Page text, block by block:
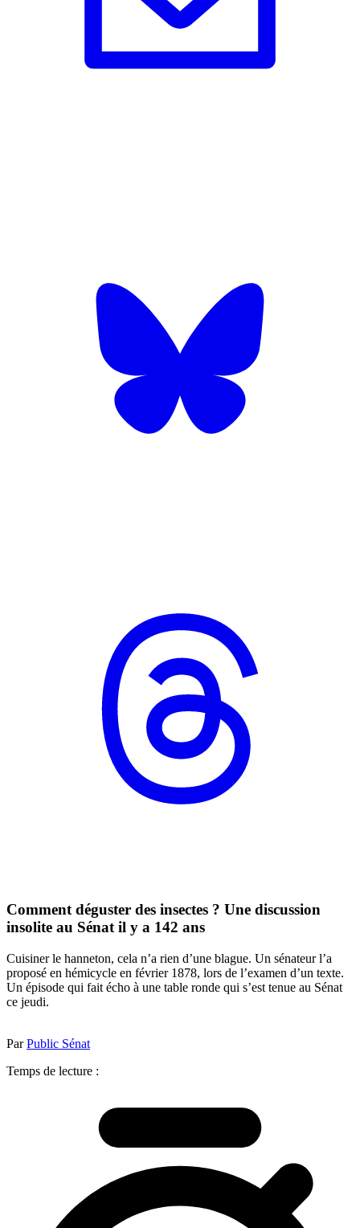
Comment déguster des insectes ? Une discussion
insolite au Sénat il y a 142 ans
Cuisiner le hanneton, cela n’a rien d’une blague. Un sénateur l’a
proposé en hémicycle en février 1878, lors de l’examen d’un texte.
Un épisode qui fait écho à une table ronde qui s’est tenue au Sénat
ce jeudi.
ParPublic Sénat
Temps de lecture :